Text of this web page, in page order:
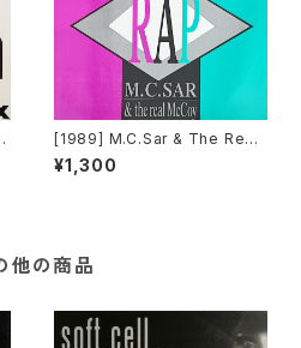
[1989] M.C.Sar & The Real
McCoy – Pump Up The Ja
m - Rap [ZYX Records]
¥1,300
他の商品